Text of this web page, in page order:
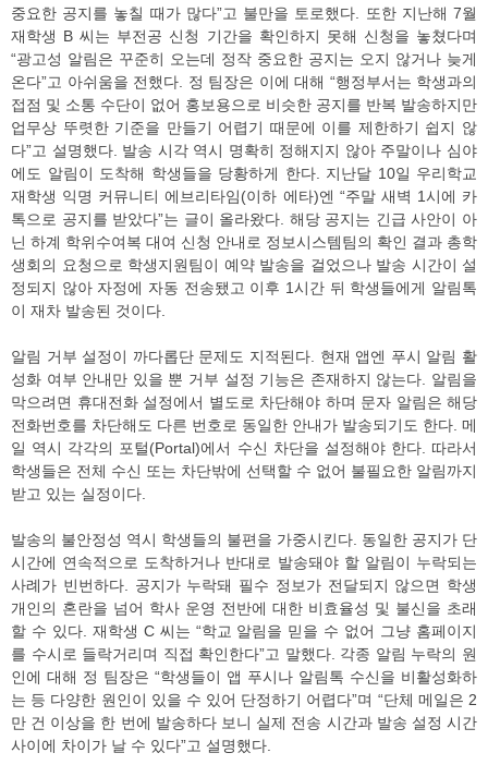
중요한 공지를 놓칠 때가 많다”고 불만을 토로했다. 또한 지난해 7월
재학생 B 씨는 부전공 신청 기간을 확인하지 못해 신청을 놓쳤다며
“광고성 알림은 꾸준히 오는데 정작 중요한 공지는 오지 않거나 늦게
온다”고 아쉬움을 전했다. 정 팀장은 이에 대해 “행정부서는 학생과의
접점 및 소통 수단이 없어 홍보용으로 비슷한 공지를 반복 발송하지만
업무상 뚜렷한 기준을 만들기 어렵기 때문에 이를 제한하기 쉽지 않
다”고 설명했다. 발송 시각 역시 명확히 정해지지 않아 주말이나 심야
에도 알림이 도착해 학생들을 당황하게 한다. 지난달 10일 우리학교
재학생 익명 커뮤니티 에브리타임(이하 에타)엔 “주말 새벽 1시에 카
톡으로 공지를 받았다”는 글이 올라왔다. 해당 공지는 긴급 사안이 아
닌 하계 학위수여복 대여 신청 안내로 정보시스템팀의 확인 결과 총학
생회의 요청으로 학생지원팀이 예약 발송을 걸었으나 발송 시간이 설
정되지 않아 자정에 자동 전송됐고 이후 1시간 뒤 학생들에게 알림톡
이 재차 발송된 것이다.
알림 거부 설정이 까다롭단 문제도 지적된다. 현재 앱엔 푸시 알림 활
성화 여부 안내만 있을 뿐 거부 설정 기능은 존재하지 않는다. 알림을
막으려면 휴대전화 설정에서 별도로 차단해야 하며 문자 알림은 해당
전화번호를 차단해도 다른 번호로 동일한 안내가 발송되기도 한다. 메
일 역시 각각의 포털(Portal)에서 수신 차단을 설정해야 한다. 따라서
학생들은 전체 수신 또는 차단밖에 선택할 수 없어 불필요한 알림까지
받고 있는 실정이다.
발송의 불안정성 역시 학생들의 불편을 가중시킨다. 동일한 공지가 단
시간에 연속적으로 도착하거나 반대로 발송돼야 할 알림이 누락되는
사례가 빈번하다. 공지가 누락돼 필수 정보가 전달되지 않으면 학생
개인의 혼란을 넘어 학사 운영 전반에 대한 비효율성 및 불신을 초래
할 수 있다. 재학생 C 씨는 “학교 알림을 믿을 수 없어 그냥 홈페이지
를 수시로 들락거리며 직접 확인한다”고 말했다. 각종 알림 누락의 원
인에 대해 정 팀장은 “학생들이 앱 푸시나 알림톡 수신을 비활성화하
는 등 다양한 원인이 있을 수 있어 단정하기 어렵다”며 “단체 메일은 2
만 건 이상을 한 번에 발송하다 보니 실제 전송 시간과 발송 설정 시간
사이에 차이가 날 수 있다”고 설명했다.